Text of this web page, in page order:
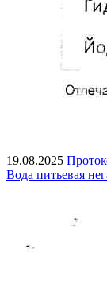
19.08.2025
Вода питьевая